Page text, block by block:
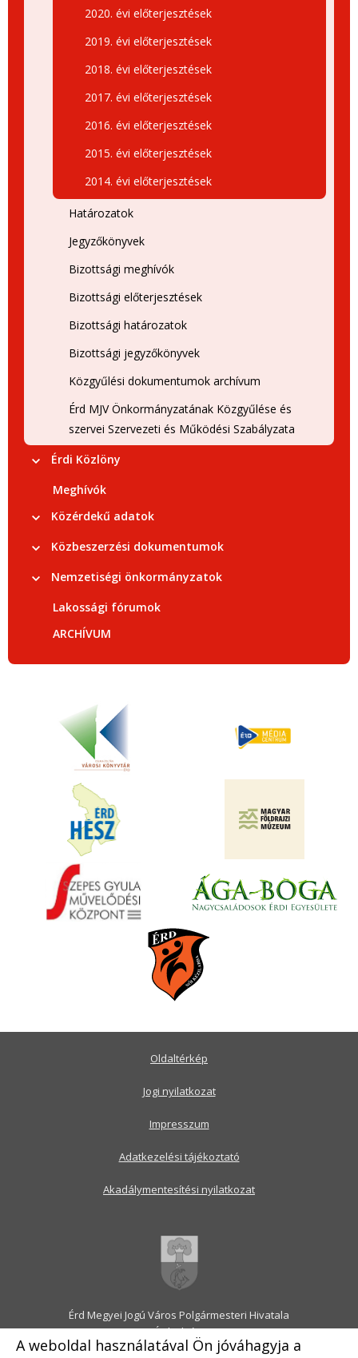
A weboldal használatával Ön jóváhagyja a
2020. évi előterjesztések
2019. évi előterjesztések
2018. évi előterjesztések
2017. évi előterjesztések
2016. évi előterjesztések
2015. évi előterjesztések
2014. évi előterjesztések
Határozatok
Jegyzőkönyvek
Bizottsági meghívók
Bizottsági előterjesztések
Bizottsági határozatok
Bizottsági jegyzőkönyvek
Közgyűlési dokumentumok archívum
Érd MJV Önkormányzatának Közgyűlése és
szervei Szervezeti és Működési Szabályzata
Érdi Közlöny
Meghívók
Közérdekű adatok
Közbeszerzési dokumentumok
Nemzetiségi önkormányzatok
Lakossági fórumok
ARCHÍVUM
Érd Megyei Jogú Város Polgármesteri Hivatala
2030 Érd, Alsó utca 1.
Levélcím: 2031 Érd, Pf.: 31
Oldaltérkép
Jogi nyilatkozat
Impresszum
Adatkezelési tájékoztató
Akadálymentesítési nyilatkozat